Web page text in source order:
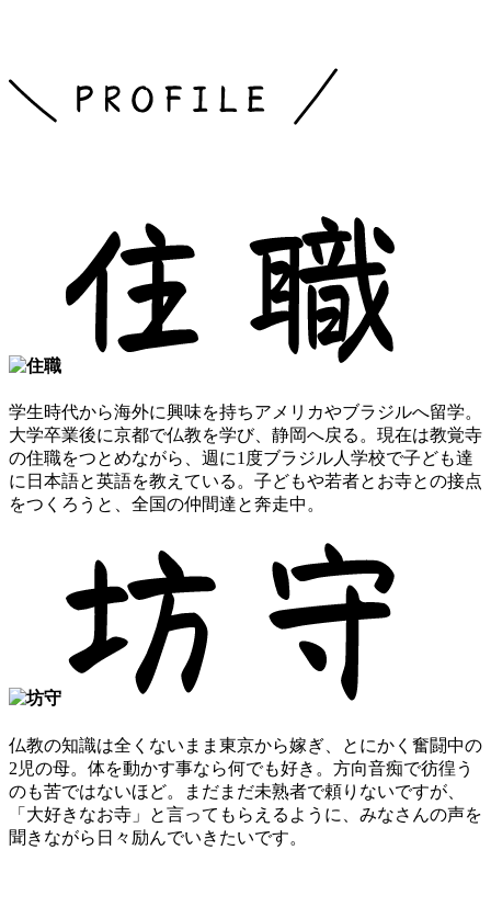
学生時代から海外に興味を持ちアメリカやブラジルへ留学。
大学卒業後に京都で仏教を学び、静岡へ戻る。現在は教覚寺
の住職をつとめながら、週に1度ブラジル人学校で子ども達
に日本語と英語を教えている。子どもや若者とお寺との接点
をつくろうと、全国の仲間達と奔走中。
仏教の知識は全くないまま東京から嫁ぎ、とにかく奮闘中の
2児の母。体を動かす事なら何でも好き。方向音痴で彷徨う
のも苦ではないほど。まだまだ未熟者で頼りないですが、
「大好きなお寺」と言ってもらえるように、みなさんの声を
聞きながら日々励んでいきたいです。